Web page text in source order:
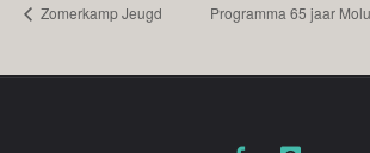
Zomerkamp Jeugd Programma 65 jaar